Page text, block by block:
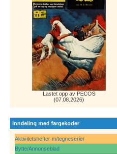
Lastet opp av PECOS
(07.08.2026)
Inndeling med fargekoder
Aktivitetshefter m/tegneserier
Bytte/Annonseblad